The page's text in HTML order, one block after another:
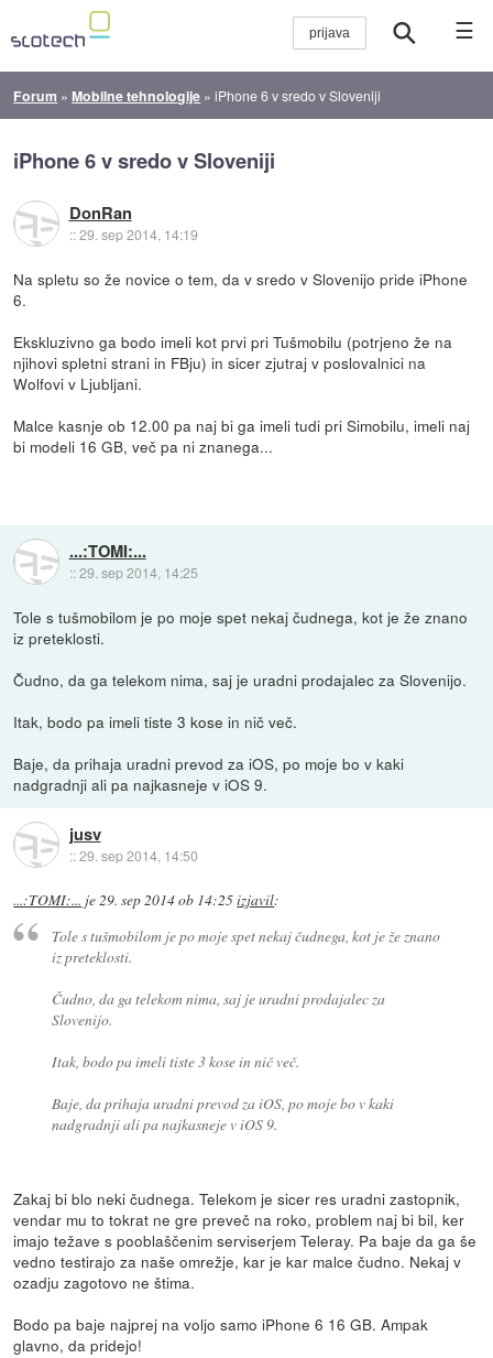
☰
Forum »Mobilne tehnologije »iPhone 6 v sredo v Sloveniji
iPhone 6 v sredo v Sloveniji
DonRan
::29. sep 2014, 14:19
Na spletu so že novice o tem, da v sredo v Slovenijo pride iPhone
6.
Ekskluzivno ga bodo imeli kot prvi pri Tušmobilu (potrjeno že na
njihovi spletni strani in FBju) in sicer zjutraj v poslovalnici na
Wolfovi v Ljubljani.
Malce kasnje ob 12.00 pa naj bi ga imeli tudi pri Simobilu, imeli naj
bi modeli 16 GB, več pa ni znanega...
...:TOMI:...
::29. sep 2014, 14:25
Tole s tušmobilom je po moje spet nekaj čudnega, kot je že znano
iz preteklosti.
Čudno, da ga telekom nima, saj je uradni prodajalec za Slovenijo.
Itak, bodo pa imeli tiste 3 kose in nič več.
Baje, da prihaja uradni prevod za iOS, po moje bo v kaki
nadgradnji ali pa najkasneje v iOS 9.
jusv
::29. sep 2014, 14:50
...:TOMI:... je29. sep 2014 ob 14:25izjavil:
Tole s tušmobilom je po moje spet nekaj čudnega, kot je že znano
iz preteklosti.
Čudno, da ga telekom nima, saj je uradni prodajalec za
Slovenijo.
Itak, bodo pa imeli tiste 3 kose in nič več.
Baje, da prihaja uradni prevod za iOS, po moje bo v kaki
nadgradnji ali pa najkasneje v iOS 9.
Zakaj bi blo neki čudnega. Telekom je sicer res uradni zastopnik,
vendar mu to tokrat ne gre preveč na roko, problem naj bi bil, ker
imajo težave s pooblaščenim serviserjem Teleray. Pa baje da ga še
vedno testirajo za naše omrežje, kar je kar malce čudno. Nekaj v
ozadju zagotovo ne štima.
Bodo pa baje najprej na voljo samo iPhone 6 16 GB. Ampak
glavno, da pridejo!